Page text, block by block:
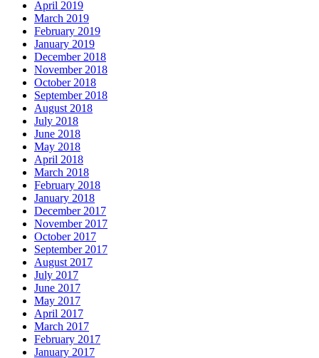
April 2019
March 2019
February 2019
January 2019
December 2018
November 2018
October 2018
September 2018
August 2018
July 2018
June 2018
May 2018
April 2018
March 2018
February 2018
January 2018
December 2017
November 2017
October 2017
September 2017
August 2017
July 2017
June 2017
May 2017
April 2017
March 2017
February 2017
January 2017